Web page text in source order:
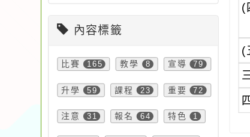
內容標籤
比賽 165 教學 8 宣導 79
升學 59 課程 23 重要 72
注意 31 報名 64 特色 1
(
(